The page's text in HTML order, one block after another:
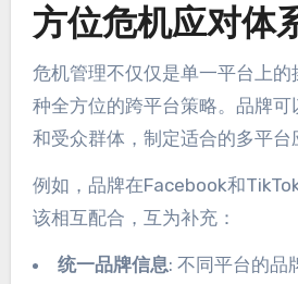
方位危机应对体
危机管理不仅仅是单一平台上的
种全方位的跨平台策略。品牌
和受众群体，制定适合的多平台
例如，品牌在Facebook和
该相互配合，互为补充：
统一品牌信息: 不同平台的品